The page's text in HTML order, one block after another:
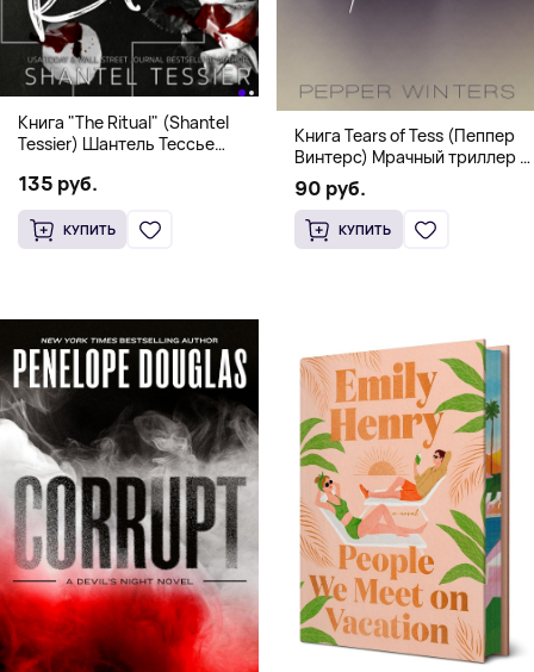
Книга "The Ritual" (Shantel
Tessier) Шантель Тессье
романс бестселлер (18+)
135 руб.
КУПИТЬ
Книга Tears of Tess (Пеппер
Винтерс) Мрачный триллер о
выживании и страсти (18+)
90 руб.
КУПИТЬ